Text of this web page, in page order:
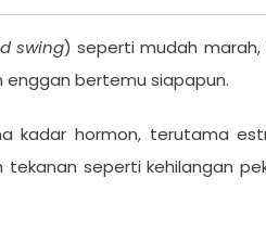
swing) seperti mudah marah,
enggan bertemu siapapun.
kadar hormon, terutama
seperti kehilangan